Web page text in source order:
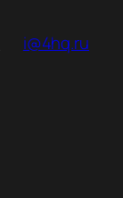
i@4hq.ru